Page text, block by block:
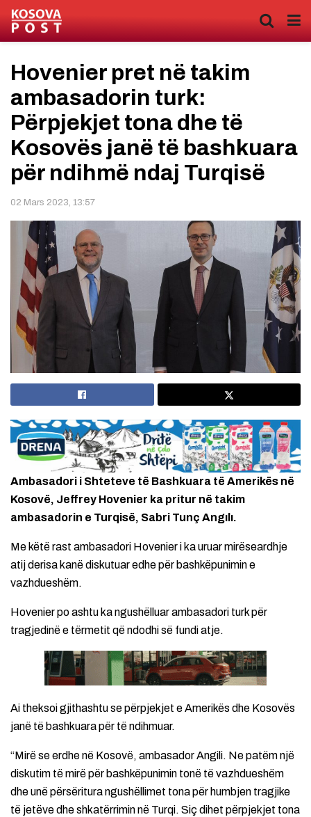
Hovenier pret në takim
ambasadorin turk:
Përpjekjet tona dhe të
Kosovës janë të bashkuara
për ndihmë ndaj Turqisë
02 Mars 2023, 13:57
Ambasadori i Shteteve të Bashkuara të Amerikës në
Kosovë, Jeffrey Hovenier ka pritur në takim
ambasadorin e Turqisë, Sabri Tunç Angılı.
Me këtë rast ambasadori Hovenier i ka uruar mirëseardhje
atij derisa kanë diskutuar edhe për bashkëpunimin e
vazhdueshëm.
Hovenier po ashtu ka ngushëlluar ambasadori turk për
tragjedinë e tërmetit që ndodhi së fundi atje.
Ai theksoi gjithashtu se përpjekjet e Amerikës dhe Kosovës
janë të bashkuara për të ndihmuar.
“Mirë se erdhe në Kosovë, ambasador Angili. Ne patëm një
diskutim të mirë për bashkëpunimin tonë të vazhdueshëm
dhe unë përsëritura ngushëllimet tona për humbjen tragjike
të jetëve dhe shkatërrimin në Turqi. Siç dihet përpjekjet tona